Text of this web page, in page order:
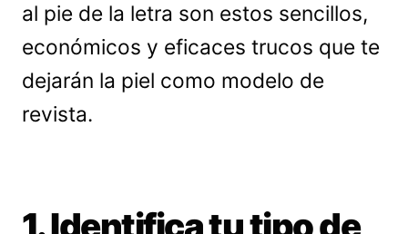
al pie de la letra son estos sencillos,
económicos y eficaces trucos que te
dejarán la piel como modelo de
revista.